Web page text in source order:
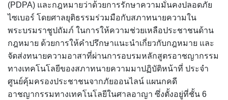
(PDPA) และกฎหมายว่าด้วยการรักษาความมั่นคงปลอดภัย
ไซเบอร์ โดยศาลยุติธรรมร่วมมือกับสภาทนายความใน
พระบรมราชูปถัมภ์ ในการให้ความช่วยเหลือประชาชนด้าน
กฎหมาย ด้วยการให้คำปรึกษาแนะนำเกี่ยวกับกฎหมาย และ
จัดส่งทนายความอาสาที่ผ่านการอบรมหลักสูตรอาชญากรรม
ทางเทคโนโลยีของสภาทนายความมาปฏิบัติหน้าที่ ประจำ
ศูนย์คุ้มครองประชาชนจากภัยออนไลน์ แผนกคดี
อาชญากรรมทางเทคโนโลยีในศาลอาญา ซึ่งตั้งอยู่ที่ชั้น 6